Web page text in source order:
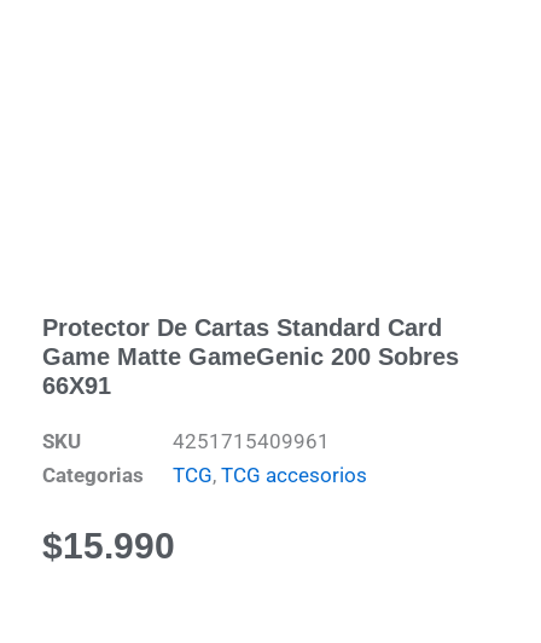
Protector De Cartas Standard Card
Game Matte GameGenic 200 Sobres
66X91
SKU
4251715409961
Categorias
TCG, TCG accesorios
$15.990